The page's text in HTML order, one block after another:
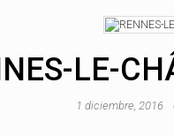
LE-
1 diciembre, 2016